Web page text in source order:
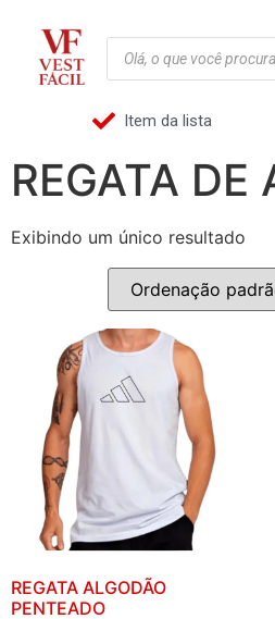
Item da lista
REGATA DE
Exibindo um único resultado
REGATA ALGODÃO
PENTEADO